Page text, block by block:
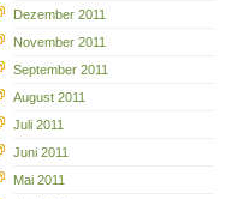
Dezember 2011
November 2011
September 2011
August 2011
Juli 2011
Juni 2011
Mai 2011